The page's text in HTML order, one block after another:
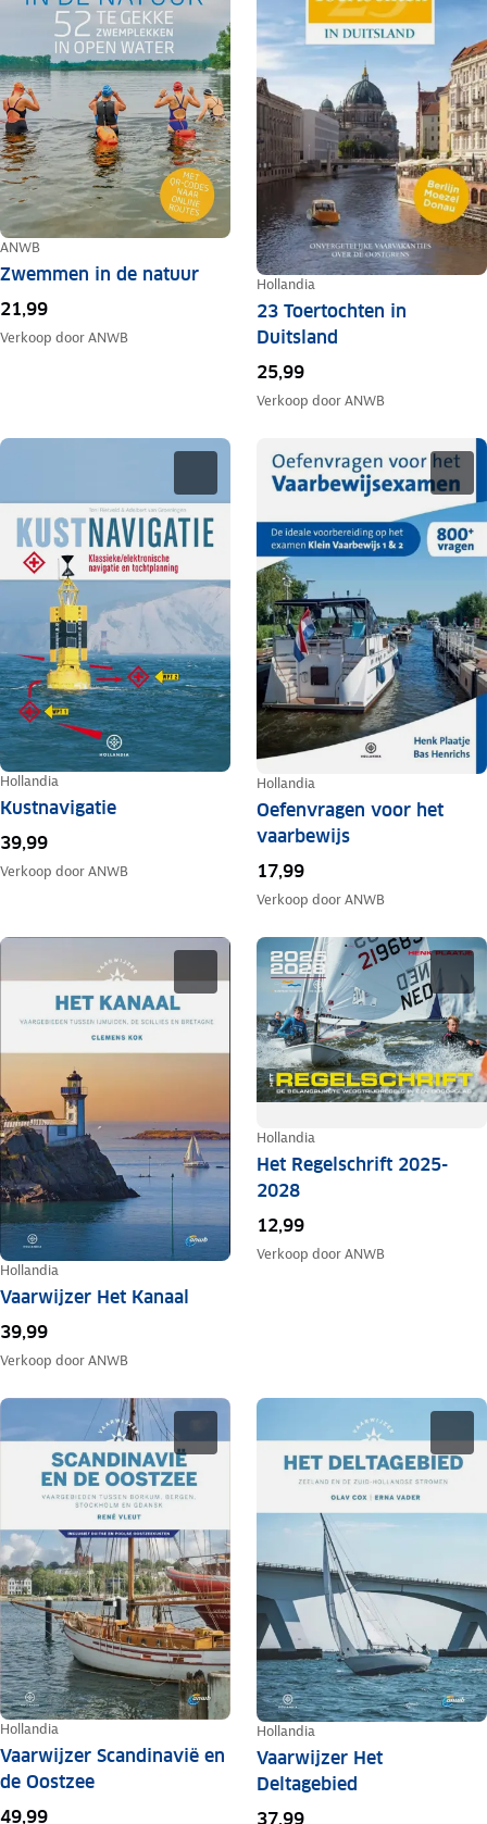
ANWB
Zwemmen in de natuur
21,99
Verkoop doorANWB
Hollandia
23 Toertochten in
Duitsland
25,99
Verkoop doorANWB
Hollandia
Kustnavigatie
39,99
Verkoop doorANWB
Hollandia
Oefenvragen voor het
vaarbewijs
17,99
Verkoop doorANWB
Hollandia
Vaarwijzer Het Kanaal
39,99
Verkoop doorANWB
Hollandia
Het Regelschrift 2025-
2028
12,99
Verkoop doorANWB
Hollandia
Vaarwijzer Scandinavië en
de Oostzee
49,99
Hollandia
Vaarwijzer Het
Deltagebied
37,99